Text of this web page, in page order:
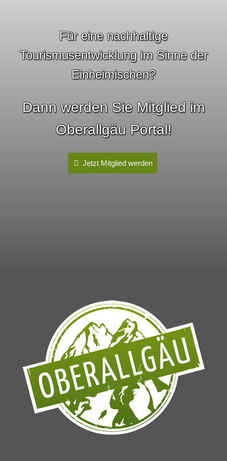
Für eine nachhaltige
Tourismusentwicklung im Sinne der
Einheimischen?
Dann werden Sie Mitglied im
Oberallgäu Portal!
Jetzt Mitglied werden